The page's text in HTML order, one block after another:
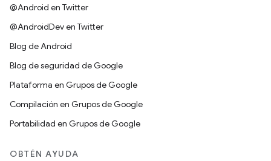
@Android en Twitter
@AndroidDev en Twitter
Blog de Android
Blog de seguridad de Google
Plataforma en Grupos de Google
Compilación en Grupos de Google
Portabilidad en Grupos de Google
OBTÉN AYUDA